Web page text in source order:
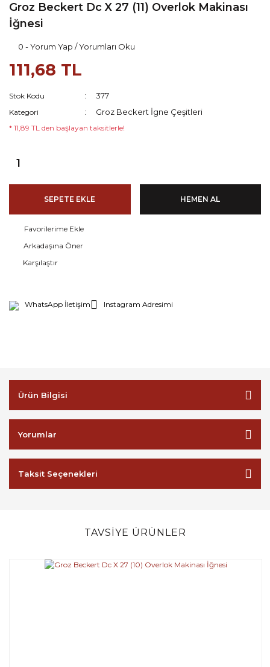
Groz Beckert Dc X 27 (11) Overlok Makinası
İğnesi
0 - Yorum Yap / Yorumları Oku
111,68 TL
Stok Kodu 377
Kategori Groz Beckert İgne Çeşitleri
* 11,89 TL den başlayan taksitlerle!
SEPETE EKLE HEMEN AL
Arkadaşına Öner
Karşılaştır
WhatsApp İletişim Instagram Adresimi
Ürün Bilgisi
Yorumlar
Taksit Seçenekleri
TAVSİYE ÜRÜNLER